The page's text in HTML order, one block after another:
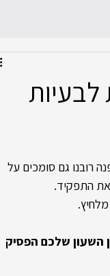
לבעיות
רובנו גם סומכים על
את התפקיד.
סיבות מרכזיות שבגללן השעון שלכם הפסיק